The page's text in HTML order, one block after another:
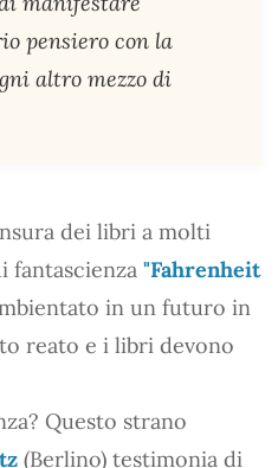
pensiero con la
altro mezzo di
dei libri a molti
fantascienza "Fahrenheit
in un futuro in
reato e i libri devono
Questo strano
(Berlino) testimonia di